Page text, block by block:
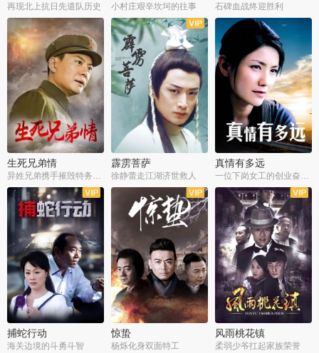
再现北上抗日先遣队历史 小村庄艰辛坎坷的往事
石碑血战终迎胜利
全37集
生死兄弟情
异姓兄弟携手摧毁特务阴谋
全40集
霹雳菩萨
徐静蕾走江湖济世救人
全25集
真情有多远
一位下岗女工的创业奋斗史
全22集
捕蛇行动
海关边境的斗勇斗智
全39集
惊蛰
杨烁化身双面特工
全36集
风雨桃花镇
柔弱少爷扛起家族荣誉